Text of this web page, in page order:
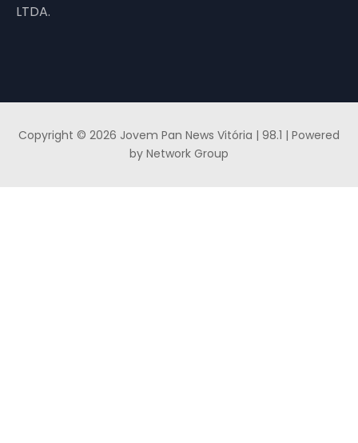
LTDA.
Copyright © 2026 Jovem Pan News Vitória | 98.1 | Powered
by Network Group